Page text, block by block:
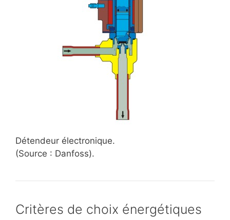
Détendeur électronique.
(Source : Danfoss).
Critères de choix énergétiques